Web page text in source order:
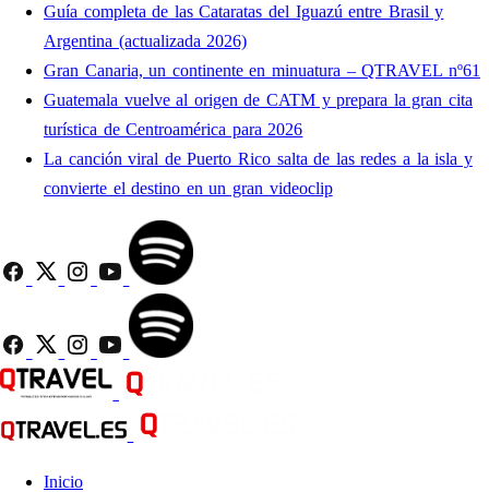
Guía completa de las Cataratas del Iguazú entre Brasil y
Argentina (actualizada 2026)
Gran Canaria, un continente en minuatura – QTRAVEL nº61
Guatemala vuelve al origen de CATM y prepara la gran cita
turística de Centroamérica para 2026
La canción viral de Puerto Rico salta de las redes a la isla y
convierte el destino en un gran videoclip
Inicio